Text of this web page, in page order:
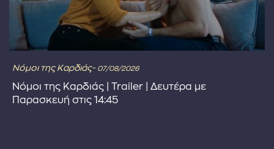
Νόμοι της Καρδιάς- 07/08/2026
Νόμοι της Καρδιάς | Trailer | Δευτέρα με
Παρασκευή στις 14:45